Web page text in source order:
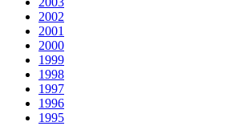
2002
2001
2000
1999
1998
1997
1996
1995